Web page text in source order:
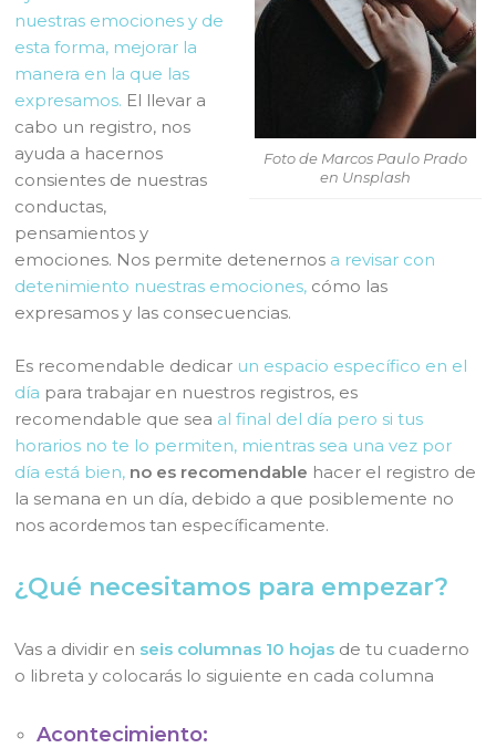
Foto de Marcos Paulo Prado
en Unsplash
nuestras emociones y de
esta forma, mejorar la
manera en la que las
expresamos. El llevar a
cabo un registro, nos
ayuda a hacernos
consientes de nuestras
conductas,
pensamientos y
emociones. Nos permite detenernos a revisar con
detenimiento nuestras emociones, cómo las
expresamos y las consecuencias.
Es recomendable dedicar un espacio específico en el
día para trabajar en nuestros registros, es
recomendable que sea al final del día pero si tus
horarios no te lo permiten, mientras sea una vez por
día está bien, no es recomendable hacer el registro de
la semana en un día, debido a que posiblemente no
nos acordemos tan específicamente.
¿Qué necesitamos para empezar?
Vas a dividir en seis columnas 10 hojas de tu cuaderno
o libreta y colocarás lo siguiente en cada columna
Acontecimiento: